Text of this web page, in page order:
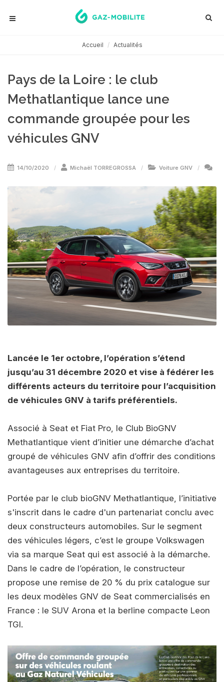
Accueil Actualités
Pays de la Loire : le club
Methatlantique lance une
commande groupée pour les
véhicules GNV
14/10/2020 Michaël TORREGROSSA Voiture GNV
Lancée le 1er octobre, l’opération s’étend
jusqu’au 31 décembre 2020 et vise à fédérer les
différents acteurs du territoire pour l’acquisition
de véhicules GNV à tarifs préférentiels.
Associé à Seat et Fiat Pro, le Club BioGNV
Methatlantique vient d’initier une démarche d’achat
groupé de véhicules GNV afin d’offrir des conditions
avantageuses aux entreprises du territoire.
Portée par le club bioGNV Methatlantique, l’initiative
s'inscrit dans le cadre d'un partenariat conclu avec
deux constructeurs automobiles. Sur le segment
des véhicules légers, c’est le groupe Volkswagen
via sa marque Seat qui est associé à la démarche.
Dans le cadre de l’opération, le constructeur
propose une remise de 20 % du prix catalogue sur
les deux modèles GNV de Seat commercialisés en
France : le SUV Arona et la berline compacte Leon
TGI.